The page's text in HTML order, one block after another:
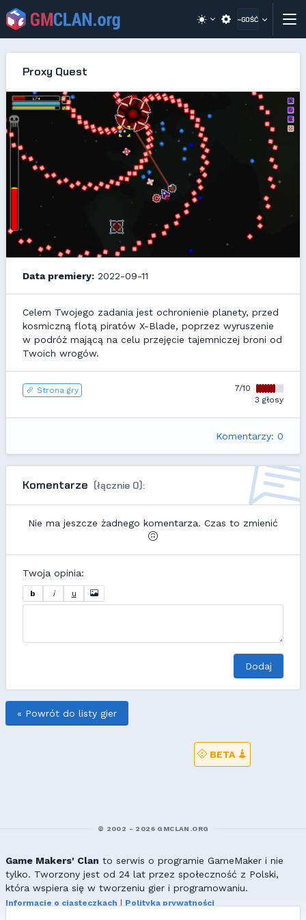
~GOŚĆ
Proxy Quest
Data premiery: 2022-09-11
Celem Twojego zadania jest ochronienie planety, przed
kosmiczną flotą piratów X-Blade, poprzez wyruszenie
w podróż mającą na celu przejęcie tajemniczej broni od
Twoich wrogów.
Strona gry
7/10
3 głosy
Komentarzy: 0
Komentarze (łącznie 0):
Nie ma jeszcze żadnego komentarza. Czas to zmienić
Twoja opinia:
b i u
Dodaj
« Powrót do listy gier
BETA
© 2002 - 2026 GMCLAN.ORG
Game Makers' Clan to serwis o programie GameMaker i nie
tylko. Tworzony jest od 24 lat przez społeczność z Polski,
która wspiera się w tworzeniu gier i programowaniu.
Informacje o ciasteczkach
Polityka prywatności